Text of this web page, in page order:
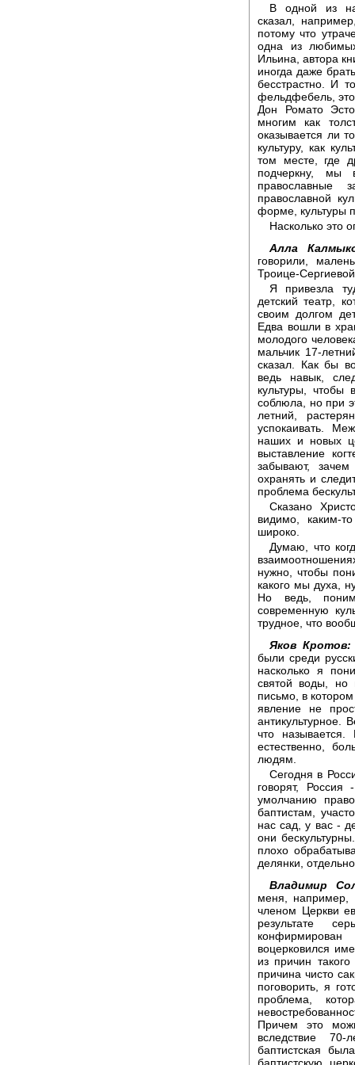
В одной из
сказал,
потому что
одна из
Ильина, автора
иногда даже
бесстрастно. И
фельдфебель,
Дон Ромато
многим как
оказывается ли
культуру, как
том месте, где
подчеркну, мы
православные
православной
форме, культуры
Насколько это
Алла
говорили,
Троице-
Я привезла
детский театр,
своим долгом
Едва вошли в
молодого
мальчик 17-
сказал. Как бы
ведь навык,
культуры,
соблюла, но при
летний,
успокаивать.
наших и новых
выставление
забывают,
охранять и
проблема
Сказано
видимо, каким-
широко.
Думаю, что
нужно, чтобы
какого мы духа,
Но ведь,
современную
трудное, что
Яков Кротов:
были среди
насколько я
святой воды, но
письмо, в
явление не
антикультурное.
что
естественно,
людям.
Сегодня в
говорят, Россия
умолчанию
баптистам,
нас сад, у вас -
они
плохо
делянки,
Владимир
меня, например,
членом Церкви
результате
воцерковился
из причин
причина чисто
поговорить, я
проблема,
Причем это
вследствие 70-
баптистская
баптистскую